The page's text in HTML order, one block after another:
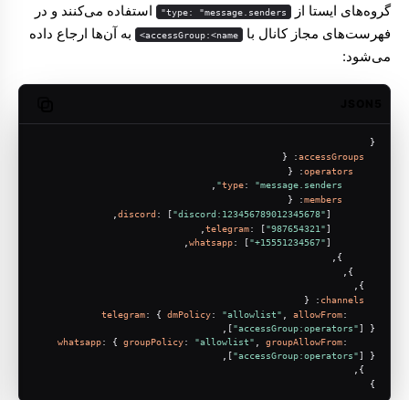
گروه‌های ایستا از type: "message.senders"
استفاده می‌کنند و در
فهرست‌های مجاز کانال با
accessGroup:<name>
به آن‌ها ارجاع داده
می‌شود:
{
accessGroups
: {
operators
: {
type: "message.senders"
members
: {
discord : ["discord:123456789012345678"],
telegram: ["987654321"],
whatsapp: ["+15551234567"],
channels
: {
telegram: { dmPolicy: "allowlist" allowFrom:
["accessGroup:operators"] },
whatsapp: { groupPolicy: "allowlist" groupAllowFrom:
["accessGroup:operators"] },
}